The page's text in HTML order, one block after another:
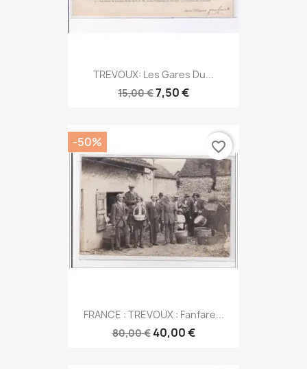
TREVOUX: Les Gares Du...
15,00 €7,50 €
FRANCE : TREVOUX : Fanfare...
80,00 €40,00 €
-50% favorite_border